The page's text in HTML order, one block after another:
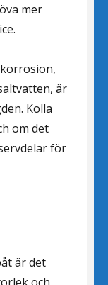
mer
är
Kolla
om det
för
är det